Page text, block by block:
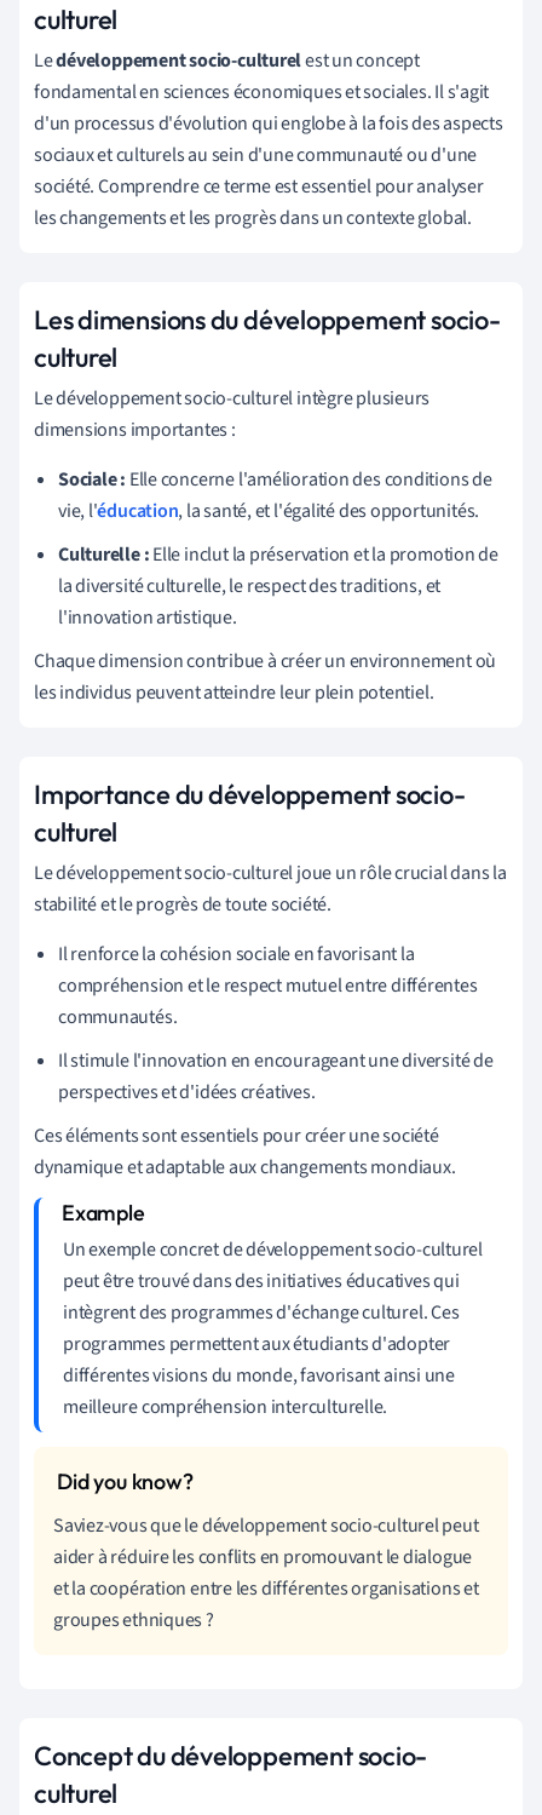
culturel
Ledéveloppement socio-culturelest un concept
fondamental en sciences économiques et sociales. Il s'agit
d'un processus d'évolution qui englobe à la fois des aspects
sociaux et culturels au sein d'une communauté ou d'une
société. Comprendre ce terme est essentiel pour analyser
les changements et les progrès dans un contexte global.
Les dimensions du développement socio-
culturel
Le développement socio-culturel intègre plusieurs
dimensions importantes :
Sociale : Elle concerne l'amélioration des conditions de
vie, l'éducation, la santé, et l'égalité des opportunités.
Culturelle :Elle inclut la préservation et la promotion de
la diversité culturelle, le respect des traditions, et
l'innovation artistique.
Chaque dimension contribue à créer un environnement où
les individus peuvent atteindre leur plein potentiel.
Importance du développement socio-
culturel
Le développement socio-culturel joue un rôle crucial dans la
stabilité et le progrès de toute société.
Il renforce la cohésion sociale en favorisant la
compréhension et le respect mutuel entre différentes
communautés.
Il stimule l'innovation en encourageant une diversité de
perspectives et d'idées créatives.
Ces éléments sont essentiels pour créer une société
dynamique et adaptable aux changements mondiaux.
Un exemple concret de développement socio-culturel
peut être trouvé dans des initiatives éducatives qui
intègrent des programmes d'échange culturel. Ces
programmes permettent aux étudiants d'adopter
différentes visions du monde, favorisant ainsi une
meilleure compréhension interculturelle.
Saviez-vous que le développement socio-culturel peut
aider à réduire les conflits en promouvant le dialogue
et la coopération entre les différentes organisations et
groupes ethniques ?
Concept du développement socio-
culturel